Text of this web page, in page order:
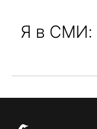
Я в СМИ: